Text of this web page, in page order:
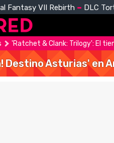
Fantasy VII Rebirth DLC
'Ratchet & Clank: Trilogy': El
Destino Asturias' en